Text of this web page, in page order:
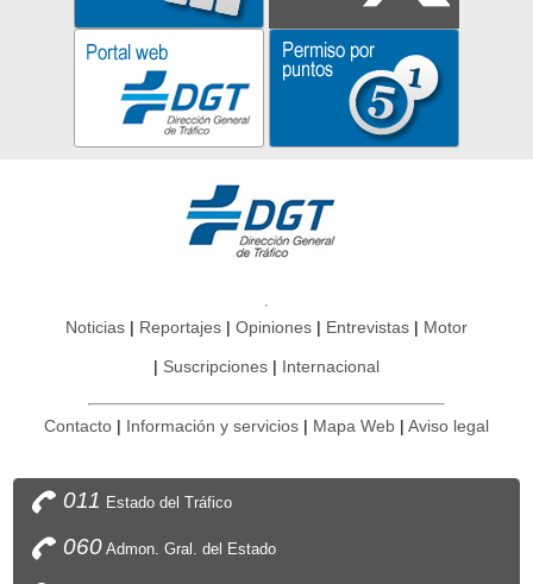
Noticias Reportajes Opiniones Entrevistas Motor
Suscripciones Internacional
Contacto Información y servicios Mapa Web Aviso legal
011 Estado del Tráfico
060Admon. Gral. del Estado